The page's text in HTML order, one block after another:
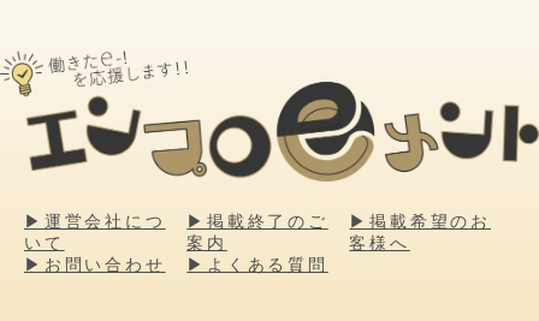
▶運営会社につ
いて
▶掲載終了のご
案内
▶掲載希望のお
客様へ
▶お問い合わせ
▶よくある質問